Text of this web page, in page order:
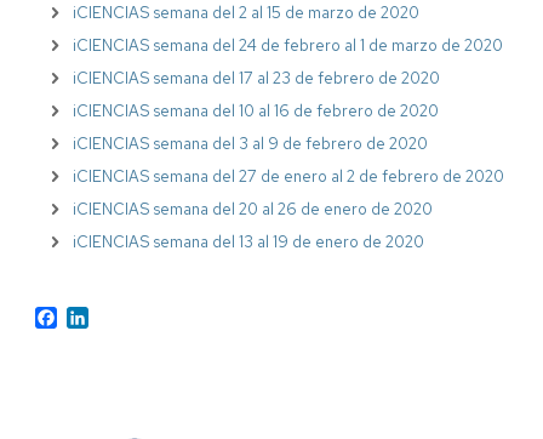
iCIENCIAS semana del 2 al 15 de marzo de 2020
iCIENCIAS semana del 24 de febrero al 1 de marzo de 2020
iCIENCIAS semana del 17 al 23 de febrero de 2020
iCIENCIAS semana del 10 al 16 de febrero de 2020
iCIENCIAS semana del 3 al 9 de febrero de 2020
iCIENCIAS semana del 27 de enero al 2 de febrero de 2020
iCIENCIAS semana del 20 al 26 de enero de 2020
iCIENCIAS semana del 13 al 19 de enero de 2020
Facebook